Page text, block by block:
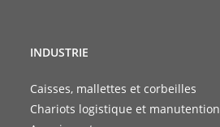
INDUSTRIE
Caisses, mallettes et corbeilles
Chariots logistique et manutention